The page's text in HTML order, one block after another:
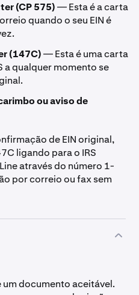
(CP 575)— Esta é a carta
quando o seu EIN é
(147C)— Esta é uma carta
a qualquer momento se
ou aviso de
de EIN original,
ligando para o IRS
através do número 1-
por correio ou fax sem
documento aceitável.